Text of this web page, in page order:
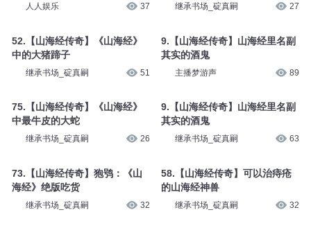
人人娱乐 37
52.【山海经传奇】《山海经》
中的大猪蹄子
继承书场_碇真嗣 51
75.【山海经传奇】《山海经》
中最牛皮的大蛇
继承书场_碇真嗣 26
73.【山海经传奇】狍鸮：《山
海经》绝版吃货
继承书场_碇真嗣 32
继承书场_碇真嗣 27
9.【山海经传奇】山海经里名副
其实的酒鬼
主播梦游声 89
9.【山海经传奇】山海经里名副
其实的酒鬼
继承书场_碇真嗣 63
58.【山海经传奇】可以治痔疮
的山海经神兽
继承书场_碇真嗣 32